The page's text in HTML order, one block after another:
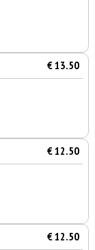
€ 13.50
€ 12.50
€ 12.50